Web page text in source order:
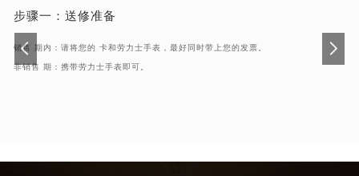
步骤一： 送修准备
销售 期内：请将您的 卡和劳力士手表，最好同时带上您的发票。
非销售 期：携带劳力士手表即可。